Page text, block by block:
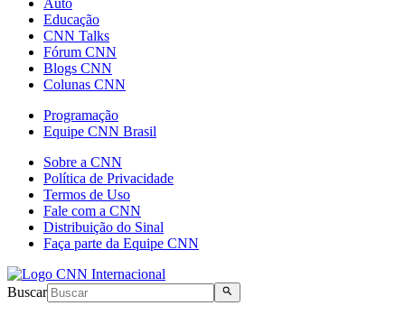
Educação
CNN Talks
Fórum CNN
Blogs CNN
Colunas CNN
Programação
Equipe CNN Brasil
Sobre a CNN
Política de Privacidade
Termos de Uso
Fale com a CNN
Distribuição do Sinal
Faça parte da Equipe CNN
Buscar